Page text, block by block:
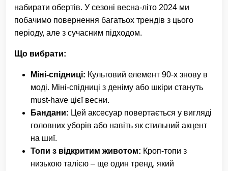
набирати обертів. У сезоні весна-літо 2024 ми
побачимо повернення багатьох трендів з цього
періоду, але з сучасним підходом.
Що вибрати:
Міні-спідниці: Культовий елемент 90-х знову в
моді. Міні-спідниці з деніму або шкіри стануть
must-have цієї весни.
Бандани: Цей аксесуар повертається у вигляді
головних уборів або навіть як стильний акцент
на шиї.
Топи з відкритим животом: Кроп-топи з
низькою талією – ще один тренд, який